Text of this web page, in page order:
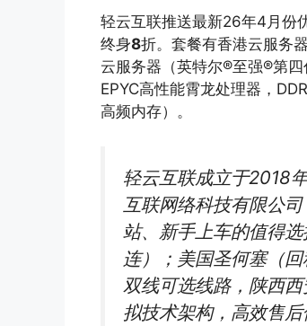
轻云互联推送最新26年4月份
终身8折。套餐有香港云服务
云服务器（英特尔®至强®第
EPYC高性能霄龙处理器，
高频内存）。
轻云互联成立于2018
互联网络科技有限公
站、新手上车的值得
连）；美国圣何塞（
双线可选线路，陕西
拟技术架构，高效售